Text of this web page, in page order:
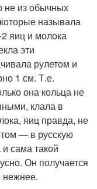
не из обычных
называла
яиц и молока
эти
рулетом и
1 см. Т.е.
она кольца не
клала в
яиц правда, не
— в русскую
сама такой
Он получается
нежнее.